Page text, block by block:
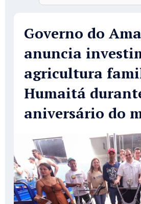
Governo do
anuncia
agricultura
Humaitá
aniversário do